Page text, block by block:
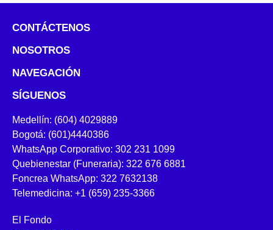
CONTÁCTENOS
NOSOTROS
NAVEGACIÓN
SÍGUENOS
Medellín: (604) 4029889
Bogotá: (601)4440386
WhatsApp Corporativo: 302 231 1099
Quebienestar (Funeraria): 322 676 6881
Foncrea WhatsApp: 322 7632138
Telemedicina: +1 (659) 235-3366
El Fondo